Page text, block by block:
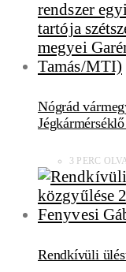
Nógrád
3 PERC
Rendkívüli